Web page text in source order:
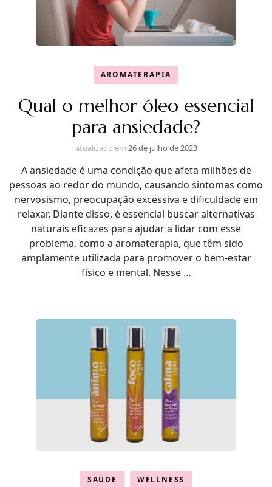
AROMATERAPIA
Qual o melhor óleo essencial
para ansiedade?
atualizado em 26 de julho de 2023
A ansiedade é uma condição que afeta milhões de
pessoas ao redor do mundo, causando sintomas como
nervosismo, preocupação excessiva e dificuldade em
relaxar. Diante disso, é essencial buscar alternativas
naturais eficazes para ajudar a lidar com esse
problema, como a aromaterapia, que têm sido
amplamente utilizada para promover o bem-estar
físico e mental. Nesse …
SAÚDE WELLNESS